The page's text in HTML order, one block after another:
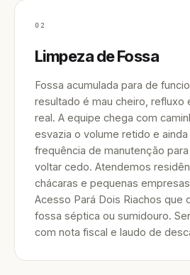
02
Limpeza de Fossa
Fossa acumulada para de
resultado é mau cheiro, refluxo
real. A equipe chega com
esvazia o volume retido e
frequência de manutenção
voltar cedo. Atendemos
chácaras e pequenas
Acesso Pará Dois Riachos que
fossa séptica ou sumidouro.
com nota fiscal e laudo de